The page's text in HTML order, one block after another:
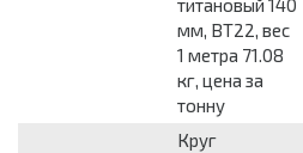
титановый 140
мм, ВТ22, вес
1 метра 71.08
кг, цена за
тонну
Круг